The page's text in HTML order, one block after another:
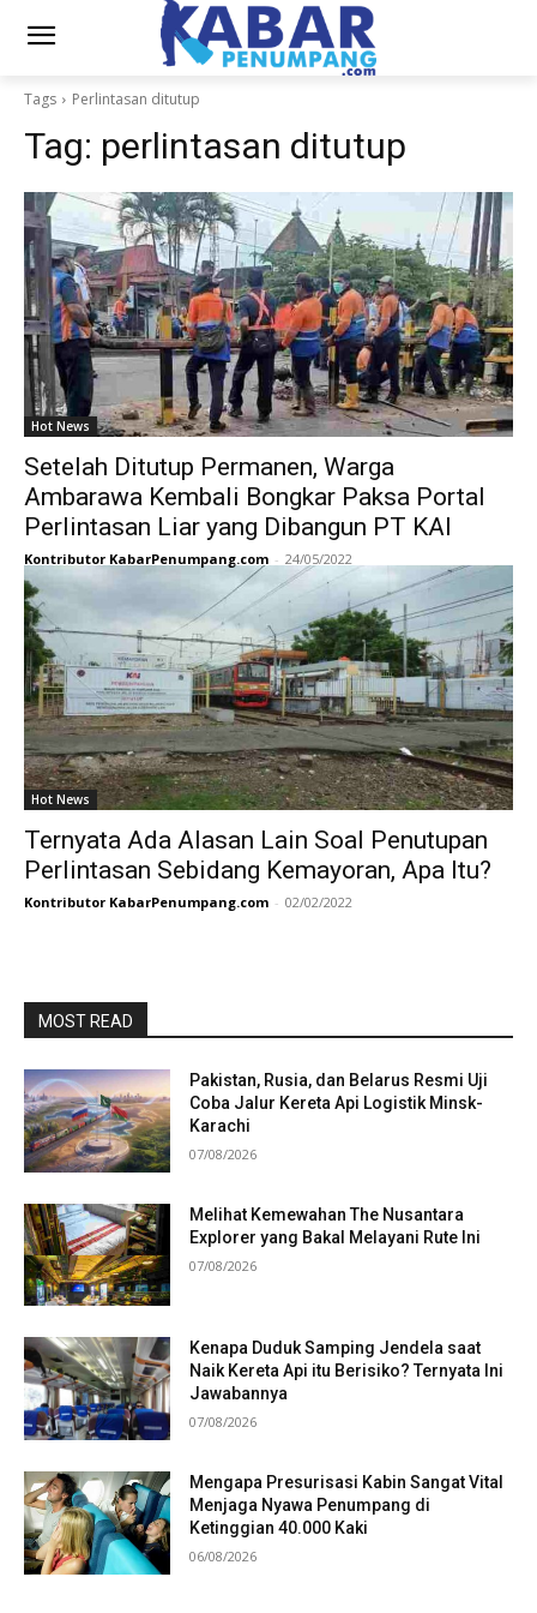
Tags Perlintasan ditutup
Tag: perlintasan ditutup
Hot News
Setelah Ditutup Permanen, Warga
Ambarawa Kembali Bongkar Paksa Portal
Perlintasan Liar yang Dibangun PT KAI
Kontributor KabarPenumpang.com - 24/05/2022
Hot News
Ternyata Ada Alasan Lain Soal Penutupan
Perlintasan Sebidang Kemayoran, Apa Itu?
Kontributor KabarPenumpang.com - 02/02/2022
MOST READ
Pakistan, Rusia, dan Belarus Resmi Uji
Coba Jalur Kereta Api Logistik Minsk-
Karachi
07/08/2026
Melihat Kemewahan The Nusantara
Explorer yang Bakal Melayani Rute Ini
07/08/2026
Kenapa Duduk Samping Jendela saat
Naik Kereta Api itu Berisiko? Ternyata Ini
Jawabannya
07/08/2026
Mengapa Presurisasi Kabin Sangat Vital
Menjaga Nyawa Penumpang di
Ketinggian 40.000 Kaki
06/08/2026